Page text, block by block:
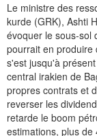
Le ministre des
kurde (GRK), Ashti
évoquer le sous-sol
pourrait en produire
s'est jusqu'à
central irakien de
propres contrats et
reverser les
retarde le boom
estimations, plus